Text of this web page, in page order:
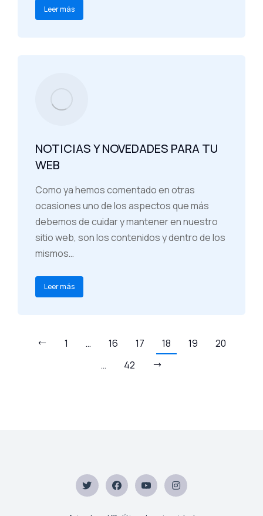
Leer más
NOTICIAS Y NOVEDADES PARA TU
WEB
Como ya hemos comentado en otras
ocasiones uno de los aspectos que más
debemos de cuidar y mantener en nuestro
sitio web, son los contenidos y dentro de los
mismos…
Leer más
1 … 16 17 18 19
20
…
42